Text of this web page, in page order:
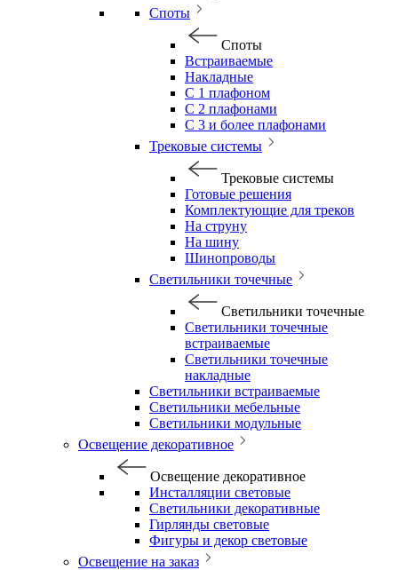
Споты
Споты
Встраиваемые
Накладные
С 1 плафоном
С 2 плафонами
С 3 и более плафонами
Трековые системы
Трековые системы
Готовые решения
Комплектующие для треков
На струну
На шину
Шинопроводы
Светильники точечные
Светильники точечные
Светильники точечные
встраиваемые
Светильники точечные
накладные
Светильники встраиваемые
Светильники мебельные
Светильники модульные
Освещение декоративное
Освещение декоративное
Инсталляции световые
Светильники декоративные
Гирлянды световые
Фигуры и декор световые
Освещение на заказ